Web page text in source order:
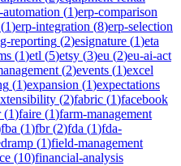
automation (1)erp-comparison
(1)erp-integration (8)erp-selection
reporting (2)esignature (1)eta
(1)etl (5)etsy (3)eu (2)eu-ai-act
(2)events (1)excel
(1)expansion (1)expectations
(2)fabric (1)facebook
(1)faire (1)farm-management
fba (1)fbr(2)fda (1)fda-
(1)field-management
(10)financial-analysis